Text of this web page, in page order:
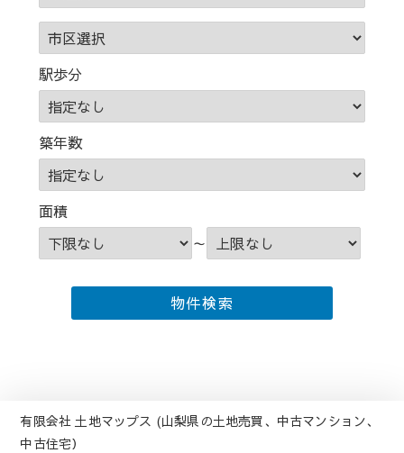
駅歩分
築年数
面積
～
有限会社 土地マップス (山梨県の土地売買、中古マンション、
中古住宅）